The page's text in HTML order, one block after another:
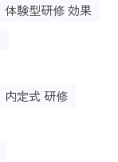
体験型研修 効果
内定式 研修